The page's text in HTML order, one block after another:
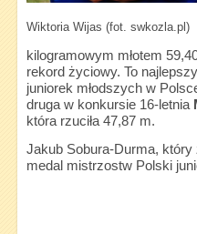
Wiktoria Wijas (fot. swkozla.pl)
kilogramowym młotem
rekord życiowy. To
juniorek młodszych w
druga w konkursie 16-letnia
która rzuciła 47,87 m.
Jakub Sobura-Durma, który
medal mistrzostw Polski